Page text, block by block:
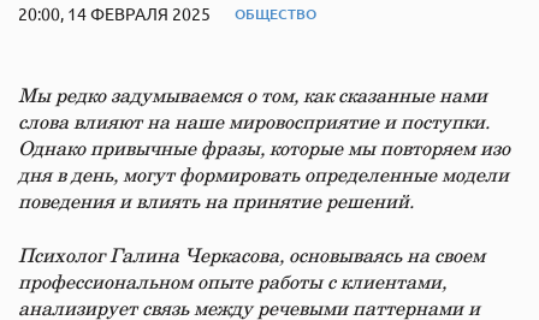
20:00, 14 ФЕВРАЛЯ 2025 ОБЩЕСТВО
Мы редко задумываемся о том, как сказанные нами
слова влияют на наше мировосприятие и поступки.
Однако привычные фразы, которые мы повторяем изо
дня в день, могут формировать определенные модели
поведения и влиять на принятие решений.
Психолог Галина Черкасова, основываясь на своем
профессиональном опыте работы с клиентами,
анализирует связь между речевыми паттернами и